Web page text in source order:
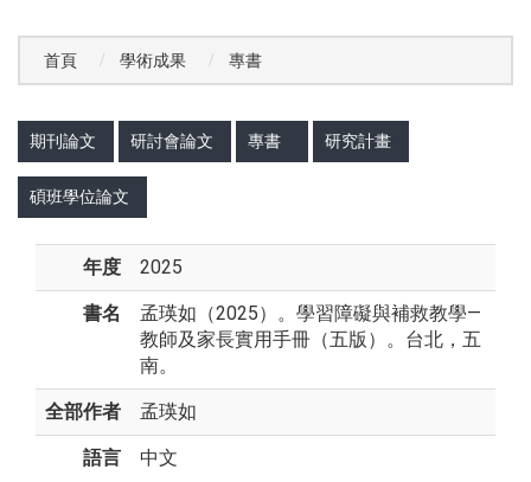
首頁 學術成果 專書
期刊論文 研討會論文 專書 研究計畫
碩班學位論文
年度 2025
書名
孟瑛如（2025）。學習障礙與補救教學—
教師及家長實用手冊（五版）。台北，五
南。
全部作者 孟瑛如
語言 中文